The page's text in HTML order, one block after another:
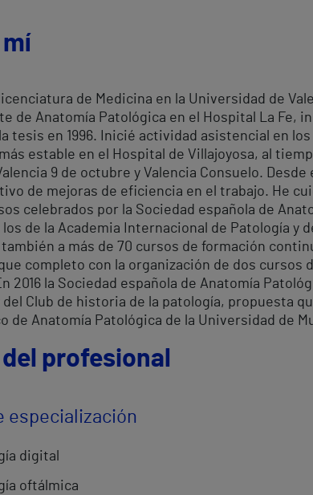
de Medicina en la Universidad de
de Anatomía Patológica en el Hospital La Fe,
tesis en 1996. Inicié actividad asistencial en
estable en el Hospital de Villajoyosa, al
9 de octubre y Valencia Consuelo.
de mejoras de eficiencia en el trabajo. He
celebrados por la Sociedad española de
los de la Academia Internacional de Patología y
a más de 70 cursos de formación
completo con la organización de dos
2016 la Sociedad española de Anatomía
del Club de historia de la patología, propuesta
de Anatomía Patológica de la Universidad de
profesional
especialización
digital
oftálmica